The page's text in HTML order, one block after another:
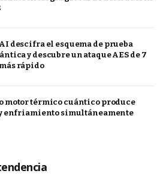
descifra el esquema de prueba
y descubre un ataque AES de 7
rápido
motor térmico cuántico produce
enfriamiento simultáneamente